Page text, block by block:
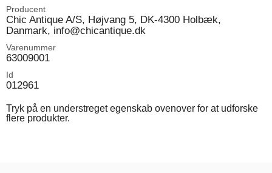
Producent
Chic Antique A/S, Højvang 5, DK-4300 Holbæk,
Danmark, info@chicantique.dk
Varenummer
63009001
Id
012961
Tryk på en understreget egenskab ovenover for at udforske
flere produkter.